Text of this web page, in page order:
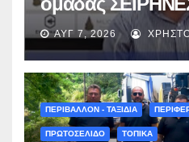
fm 93.3: «Το
πραγματικότητα
περιμένουμε
στη Μυρσίνα
(audio)
ΑΥΓ 7, 2026
ΠΕΡΙΒΑΛΛΟΝ - ΤΑΞΙΔΙΑ
ΠΡΩΤΟΣΕΛΙΔΟ ΤΟΠΙΚΑ